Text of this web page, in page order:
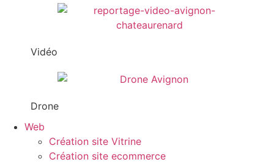
Vidéo
Drone
Web
Création site Vitrine
Création site ecommerce